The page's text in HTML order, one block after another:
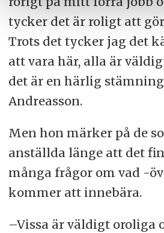
tycker det är roligt att
Trots det tycker jag det
att vara här, alla är
det är en härlig
Andreasson.
Men hon märker på de
anställda länge att det
många frågor om vad -
kommer att innebära.
–Vissa är väldigt oroliga